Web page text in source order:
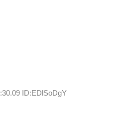
ID:EDlSoDgY